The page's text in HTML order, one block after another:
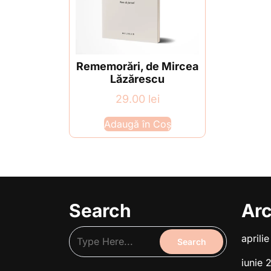
Rememorări, de Mircea
Lăzărescu
29.00 lei
Adaugă în Coș
Search
iunie